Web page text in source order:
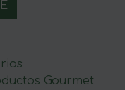
Gourmet